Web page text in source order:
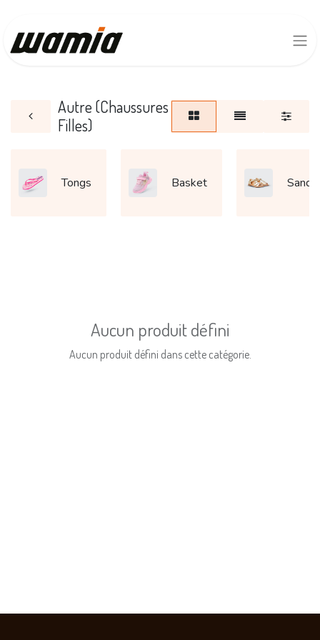
Autre (Chaussures
Filles)
Tongs Basket
Aucun produit défini
Aucun produit défini dans cette catégorie.